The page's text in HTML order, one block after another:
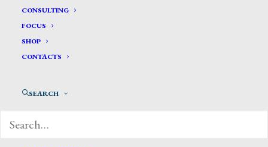
CONSULTING
FOCUS
SHOP
CONTACTS
SEARCH
Scattola Domenico *
Verona 1814 – 1876